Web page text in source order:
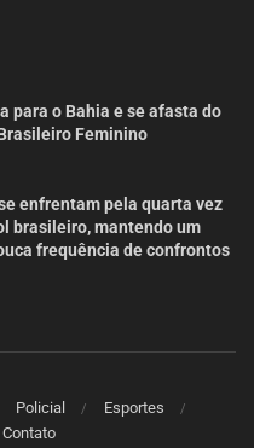
para o Bahia e se afasta do
Feminino
enfrentam pela quarta vez
brasileiro, mantendo um
frequência de confrontos
Policial
Esportes
Contato